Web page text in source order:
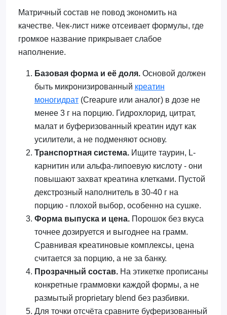
Матричный состав не повод экономить на
качестве. Чек-лист ниже отсеивает формулы, где
громкое название прикрывает слабое
наполнение.
Базовая форма и её доля.Основой должен
быть микронизированный креатин
моногидрат(Creapure или аналог) в дозе не
менее 3 г на порцию. Гидрохлорид, цитрат,
малат и буферизованный креатин идут как
усилители, а не подменяют основу.
Транспортная система.Ищите таурин, L-
карнитин или альфа-липоевую кислоту - они
повышают захват креатина клетками. Пустой
декстрозный наполнитель в 30-40 г на
порцию - плохой выбор, особенно на сушке.
Форма выпуска и цена.Порошок без вкуса
точнее дозируется и выгоднее на грамм.
Сравнивая креатиновые комплексы, цена
считается за порцию, а не за банку.
Прозрачный состав.На этикетке прописаны
конкретные граммовки каждой формы, а не
размытый proprietary blend без разбивки.
Для точки отсчёта сравните буферизованный